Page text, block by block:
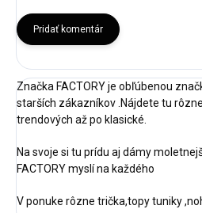
Pridať komentár
Značka FACTORY je obľúbenou
starších zákazníkov .Nájdete tu
trendových až po klasické.
Na svoje si tu prídu aj dámy
FACTORY myslí na každého
V ponuke rôzne trička,topy tuniky